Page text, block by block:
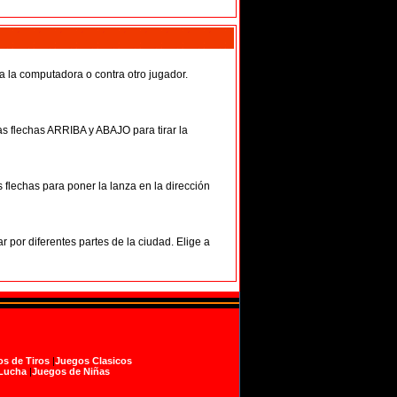
la computadora o contra otro jugador.
flechas ARRIBA y ABAJO para tirar la
para poner la lanza en la dirección
por diferentes partes de la ciudad. Elige a
de Tiros|Juegos Clasicos
|Juegos de Niñas